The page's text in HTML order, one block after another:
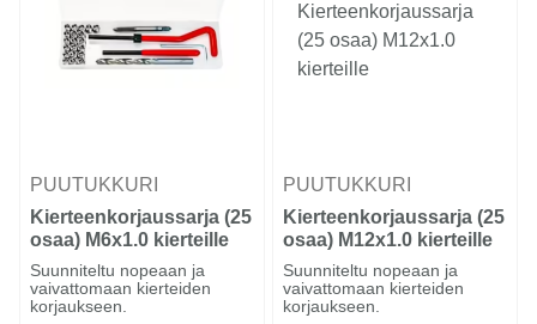
PUUTUKKURI
Kierteenkorjaussarja (25
osaa) M6x1.0 kierteille
Suunniteltu nopeaan ja
vaivattomaan kierteiden
korjaukseen.
PUUTUKKURI
Kierteenkorjaussarja (25
osaa) M12x1.0 kierteille
Suunniteltu nopeaan ja
vaivattomaan kierteiden
korjaukseen.